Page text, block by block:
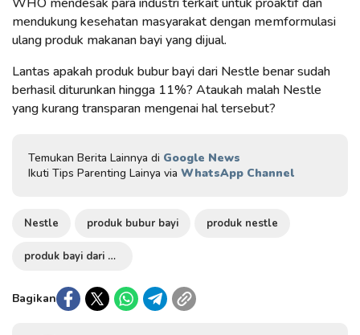
mendukung kesehatan masyarakat dengan memformulasi
ulang produk makanan bayi yang dijual.
Lantas apakah produk bubur bayi dari Nestle benar sudah
berhasil diturunkan hingga 11%? Ataukah malah Nestle
yang kurang transparan mengenai hal tersebut?
Temukan Berita Lainnya di Google News
Ikuti Tips Parenting Lainya via WhatsApp Channel
Nestle produk bubur bayi produk nestle
produk bayi dari nestle
Bagikan